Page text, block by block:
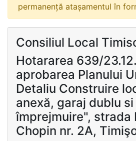
permanență atașamentul în
Consiliul Local
Hotararea 639/
aprobarea Planului
Detaliu Construire
anexă, garaj dublu si
împrejmuire", strada
Chopin nr. 2A,